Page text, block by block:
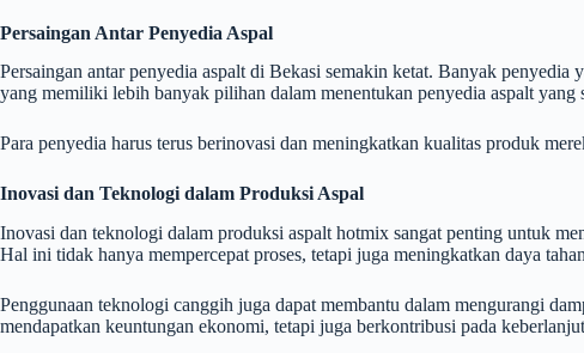
Persaingan Antar Penyedia Aspal
Persaingan antar penyedia aspalt di Bekasi semakin ketat. Banyak
yang memiliki lebih banyak pilihan dalam menentukan penyedia aspalt yang
Para penyedia harus terus berinovasi dan meningkatkan kualitas produk
Inovasi dan Teknologi dalam Produksi Aspal
Inovasi dan teknologi dalam produksi aspalt hotmix sangat penting untuk
Hal ini tidak hanya mempercepat proses, tetapi juga meningkatkan daya
Penggunaan teknologi canggih juga dapat membantu dalam mengurangi
mendapatkan keuntungan ekonomi, tetapi juga berkontribusi pada